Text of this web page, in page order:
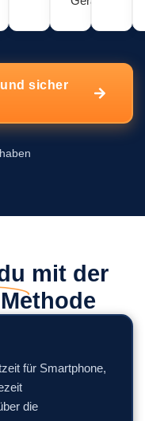
sicher
mit der
Methode
für Smartphone,
die